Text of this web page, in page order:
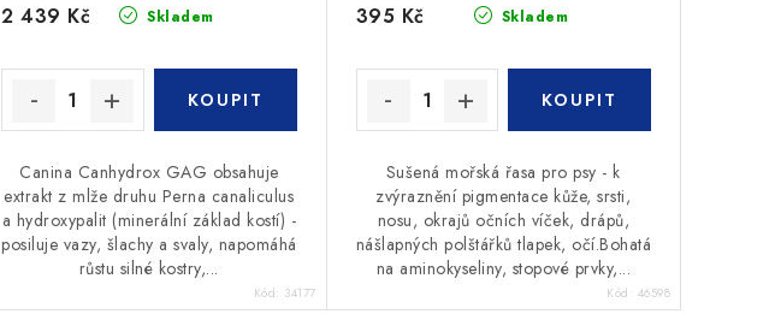
Skladem
2 439 Kč
Canina Canhydrox GAG obsahuje
extrakt z mlže druhu Perna canaliculus
a hydroxypalit (minerální základ kostí) -
posiluje vazy, šlachy a svaly, napomáhá
růstu silné kostry,...
Kód: 34177
Skladem
395 Kč
Sušená mořská řasa pro psy - k
zvýraznění pigmentace kůže, srsti,
nosu, okrajů očních víček, drápů,
nášlapných polštářků tlapek, očí.Bohatá
na aminokyseliny, stopové prvky,...
Kód: 46598